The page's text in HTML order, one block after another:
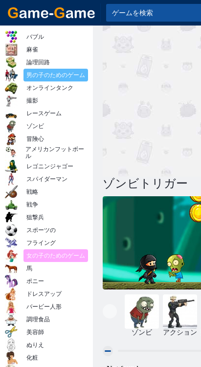
ゾンビトリガー
ゾンビ アクション
バブル
麻雀
論理回路
男の子のためのゲーム
オンラインタンク
撮影
レースゲーム
ゾンビ
冒険心
アメリカンフットボー
ル
レゴニンジャゴー
スパイダーマン
戦略
戦争
狙撃兵
スポーツの
フライング
女の子のためのゲーム
馬
ポニー
ドレスアップ
バービー人形
調理食品
美容師
ぬりえ
化粧